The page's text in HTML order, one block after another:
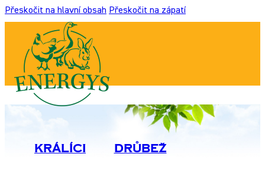
Přeskočit na hlavní obsah Přeskočit na zápatí
Králíci Drůbež